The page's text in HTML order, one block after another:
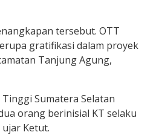
tersebut. OTT
gratifikasi dalam proyek
Tanjung Agung,
Sumatera Selatan
orang berinisial KT selaku
ujar Ketut.